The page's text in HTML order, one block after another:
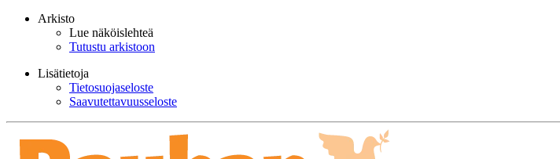
Arkisto
Lue näköislehteä
Tutustu arkistoon
Lisätietoja
Tietosuojaseloste
Saavutettavuusseloste